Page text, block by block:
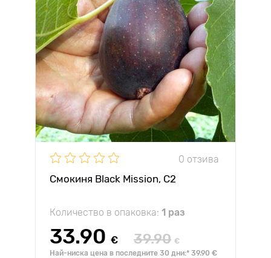
0 отзива
Смокиня Black Mission, С2
Количество в опаковка: 1 раз
33.90 € 39.90 €
Най-ниска цена в последните 30 дни:* 39.90 €